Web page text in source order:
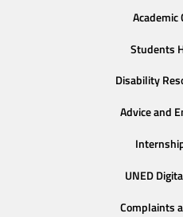
Academic
Students
Disability
Advice and
UNED
Complaints